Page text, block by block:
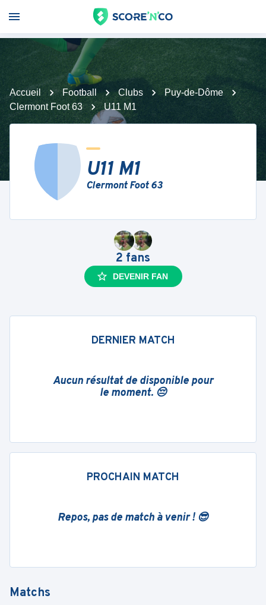
Accueil Football Clubs
Puy-de-Dôme
Clermont Foot 63
U11 M1
U11 M1
Clermont Foot 63
2 fans
DEVENIR FAN
DERNIER MATCH
Aucun résultat de disponible pour
le moment. 😔
PROCHAIN MATCH
Repos, pas de match à venir ! 😎
Matchs